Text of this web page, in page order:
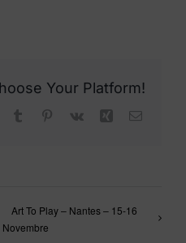
Your Platform!
Tumblr Pinterest
Vk Xing Email
Art To Play – Nantes – 15-16
Novembre